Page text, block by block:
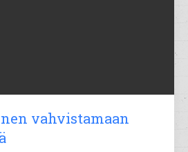
vahvistamaan